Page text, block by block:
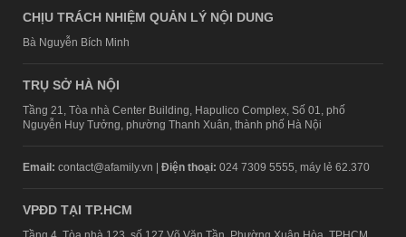
CHỊU TRÁCH NHIỆM QUẢN LÝ NỘI DUNG
Bà Nguyễn Bích Minh
TRỤ SỞ HÀ NỘI
Tầng 21, Tòa nhà Center Building, Hapulico Complex, Số 01, phố
Nguyễn Huy Tưởng, phường Thanh Xuân, thành phố Hà Nội
Email: contact@afamily.vn | Điện thoại: 024 7309 5555, máy lẻ 62.370
VPĐD TẠI TP.HCM